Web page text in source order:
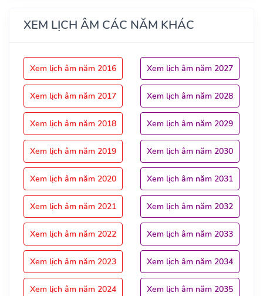
XEM LỊCH ÂM CÁC NĂM KHÁC
Xem lịch âm năm 2016
Xem lịch âm năm 2017
Xem lịch âm năm 2018
Xem lịch âm năm 2019
Xem lịch âm năm 2020
Xem lịch âm năm 2021
Xem lịch âm năm 2022
Xem lịch âm năm 2023
Xem lịch âm năm 2024
Xem lịch âm năm 2027
Xem lịch âm năm 2028
Xem lịch âm năm 2029
Xem lịch âm năm 2030
Xem lịch âm năm 2031
Xem lịch âm năm 2032
Xem lịch âm năm 2033
Xem lịch âm năm 2034
Xem lịch âm năm 2035